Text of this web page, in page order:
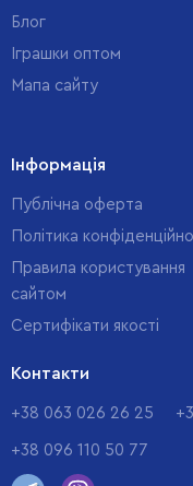
Блог
Іграшки оптом
Мапа сайту
Інформація
Публічна оферта
Політика
Правила користування
сайтом
Cертифікати якості
Контакти
+38 063 026 26 25
+38 096 110 50 77